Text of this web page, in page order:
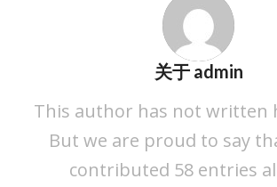
关于 admin
This author has not written
But we are proud to say
contributed 58 entries